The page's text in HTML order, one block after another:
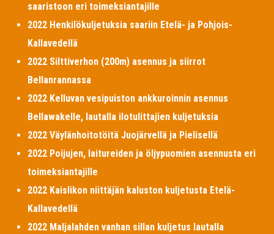
saaristoon eri toimeksiantajille
2022 Henkilökuljetuksia saariin Etelä- ja Pohjois-
Kallavedellä
2022 Silttiverhon (200m) asennus ja siirrot
Bellanrannassa
2022 Kelluvan vesipuiston ankkuroinnin asennus
Bellawakelle, lautalla ilotulittajien kuljetuksia
2022 Väylänhoitotöitä Juojärvellä ja Pielisellä
2022 Poijujen, laitureiden ja öljypuomien asennusta eri
toimeksiantajille
2022 Kaislikon niittäjän kaluston kuljetusta Etelä-
Kallavedellä
2022 Maljalahden vanhan sillan kuljetus lautalla